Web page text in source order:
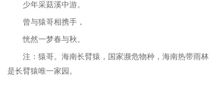
少年采菇溪中游。
曾与猿哥相携手，
恍然一梦春与秋。
注：猿哥。海南长臂猿，国家濒危物种，海南热带雨林
是长臂猿唯一家园。